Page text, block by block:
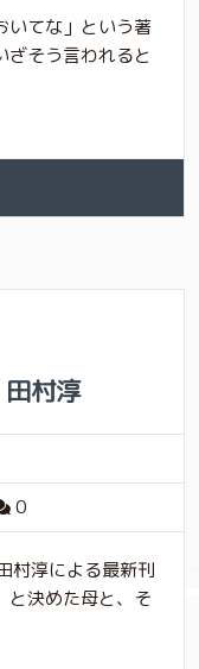
いてな」という著
ざそう言われると
田村淳
0
村淳による最新刊
と決めた母と、そ